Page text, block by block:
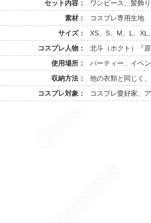
セット内容：
ワンピース、髪飾
素材：
コスプレ専用生地
サイズ：
XS、S、M、L、XL
コスプレ人物：
北斗（ホクト）『
使用場所：
パーティー、イベ
収納方法：
他の衣類と同じく
コスプレ対象：
コスプレ愛好家、